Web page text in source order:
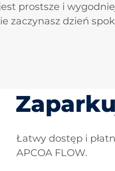
prostsze i
zaczynasz dzień
Łatwy dostęp i
APCOA FLOW.